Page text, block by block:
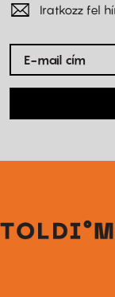
Iratkozz fel